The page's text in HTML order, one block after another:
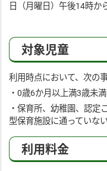
日（月曜日）午後14時か
対象児童
利用時点において、次の
・0歳6か月以上満3歳未満
・保育所、幼稚園、認定
型保育施設に通っていない
利用料金